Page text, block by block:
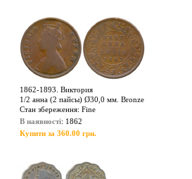
1862-1893. Виктория
1/2 анна (2 пайсы) Ø30,0 мм. Bronze
Стан збереження: Fine
В наявності: 1862
Купити за 360.00 грн.